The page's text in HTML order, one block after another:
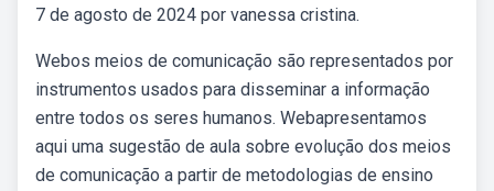
7 de agosto de 2024 por vanessa cristina.
Webos meios de comunicação são representados por
instrumentos usados para disseminar a informação
entre todos os seres humanos. Webapresentamos
aqui uma sugestão de aula sobre evolução dos meios
de comunicação a partir de metodologias de ensino